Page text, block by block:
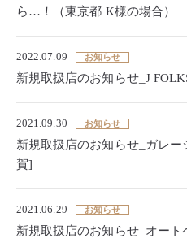
ら…！（東京都 K様の場合）
2022.07.09 お知らせ
新規取扱店のお知らせ_J
2021.09.30 お知らせ
新規取扱店のお知らせ_ガレ
賀]
2021.06.29 お知らせ
新規取扱店のお知らせ_オー